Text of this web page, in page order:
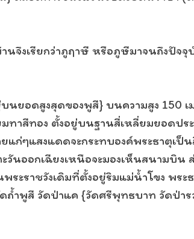
นจึงเรียกว่าภูฤาษี หรือภูษีมาจนถึงปัจ
นยอดสูงสุดของพูสี} บนความสูง 150 เ
มทาสีทอง ตั้งอยู่บนฐานสี่เหลี่ยมยอดปร
ก่ๆแสงแดดจะกระทบองค์พระธาตุเป็
วันออกเฉียงเหนือจะมองเห็นสนามบิน
ระราชวังเดิมที่ตั้งอยู่ริมแม่น้ำโขง พร
ถ้ำพูสี วัดป่าแค {วัดศรีพุทธบาท วัดป่าร